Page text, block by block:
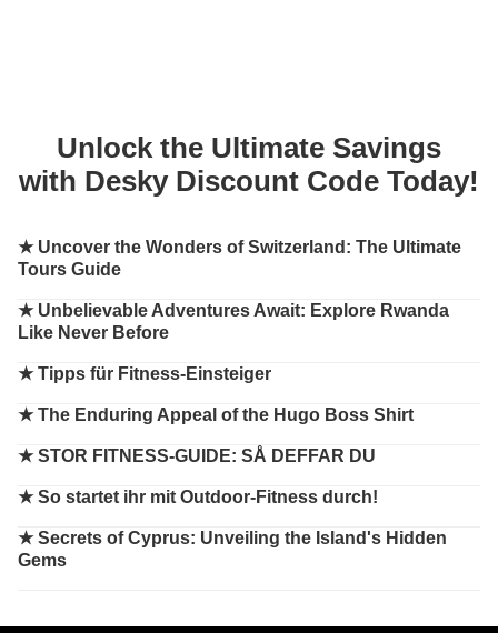
Unlock the Ultimate Savings
with Desky Discount Code Today!
★ Uncover the Wonders of Switzerland: The Ultimate
Tours Guide
★ Unbelievable Adventures Await: Explore Rwanda
Like Never Before
★Tipps für Fitness-Einsteiger
★The Enduring Appeal of the Hugo Boss Shirt
★STOR FITNESS-GUIDE: SÅ DEFFAR DU
★So startet ihr mit Outdoor-Fitness durch!
★Secrets of Cyprus: Unveiling the Island's Hidden
Gems